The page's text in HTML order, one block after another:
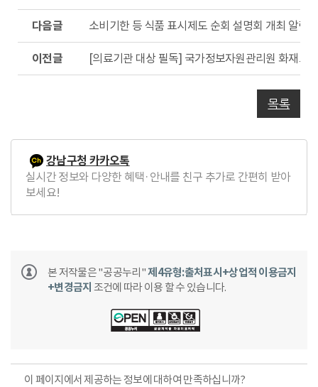
글
소비기한 등 식품 표시제도 순회 설명회 개최 알림
글
[의료기관 대상 필독] 국가정보자원관리원 화재로
목록
강남구청 카카오톡
실시간 정보와 다양한 혜택·안내를 친구 추가로 간편히 받아
보세요!
본 저작물은 "공공누리"제4유형:출처표시+상업적 이용금지
+변경금지 조건에 따라 이용 할 수 있습니다.
이 페이지에서 제공하는 정보에 대하여 만족하십니까?